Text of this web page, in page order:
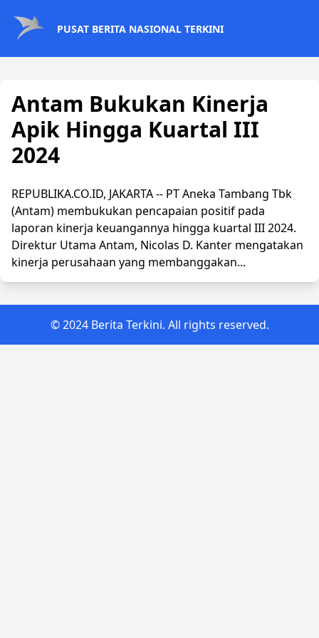
PUSAT BERITA NASIONAL TERKINI
Antam Bukukan Kinerja
Apik Hingga Kuartal III
2024
REPUBLIKA.CO.ID, JAKARTA -- PT Aneka Tambang Tbk
(Antam) membukukan pencapaian positif pada
laporan kinerja keuangannya hingga kuartal III 2024.
Direktur Utama Antam, Nicolas D. Kanter mengatakan
kinerja perusahaan yang membanggakan...
© 2024 Berita Terkini. All rights reserved.